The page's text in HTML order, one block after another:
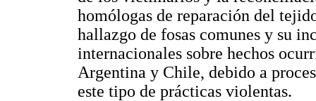
homólogas de reparación del
hallazgo de fosas comunes y su
internacionales sobre hechos
Argentina y Chile, debido a
este tipo de prácticas violentas.